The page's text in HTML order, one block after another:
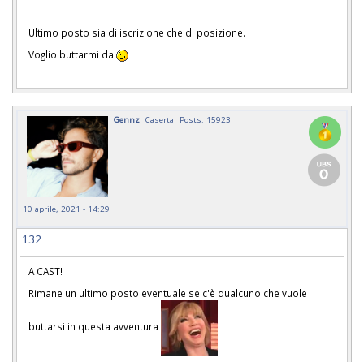
Ultimo posto sia di iscrizione che di posizione.
Voglio buttarmi dai
Gennz Caserta Posts: 15923
10 aprile, 2021 - 14:29
132
A CAST!
Rimane un ultimo posto eventuale se c'è qualcuno che vuole
buttarsi in questa avventura